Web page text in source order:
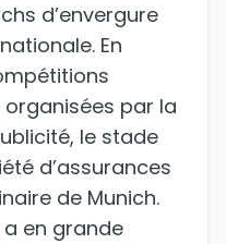
d’envergure
En
par la
le stade
d’assurances
de Munich.
en grande